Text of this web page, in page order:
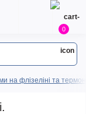
0
на флізеліні та